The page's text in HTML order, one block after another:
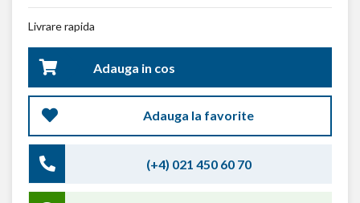
Livrare rapida
Adauga in cos
Adauga la favorite
(+4) 021 450 60 70